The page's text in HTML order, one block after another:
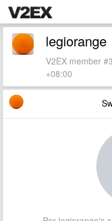
legiorange
V2EX member
+08:00